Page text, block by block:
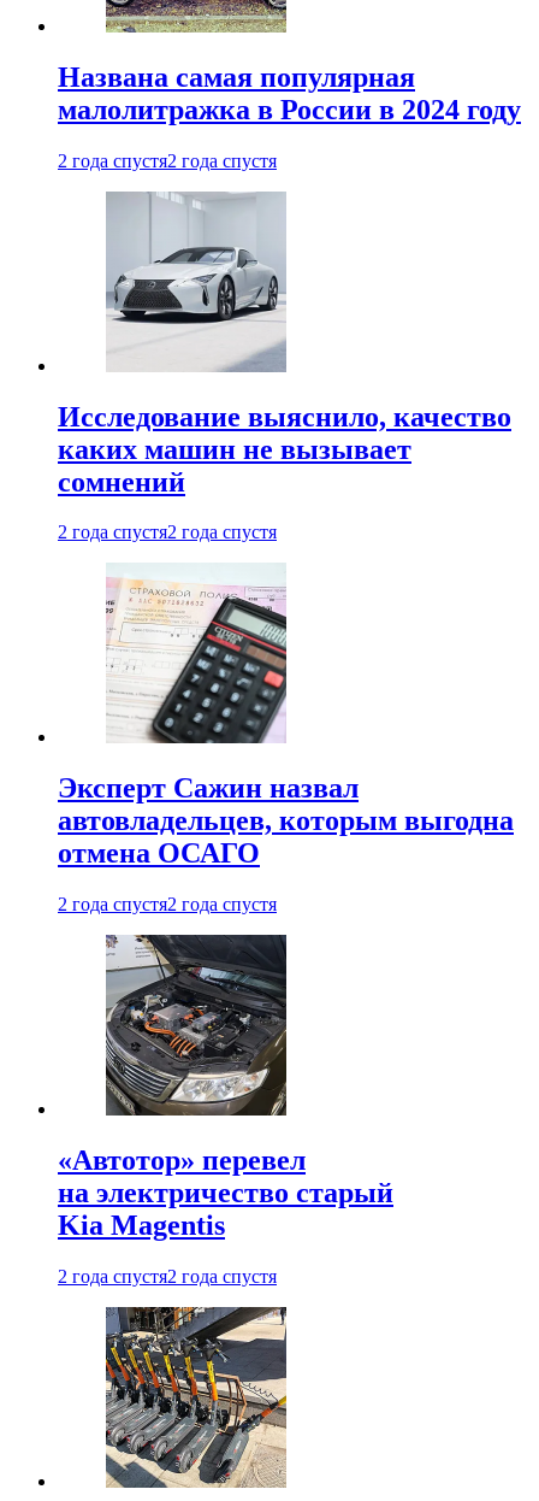
Названа самая популярная
малолитражка в России в 2024 году
2 года спустя2 года спустя
Исследование выяснило, качество
каких машин не вызывает
сомнений
2 года спустя2 года спустя
Эксперт Сажин назвал
автовладельцев, которым выгодна
отмена ОСАГО
2 года спустя2 года спустя
«Автотор» перевел
на электричество старый
Kia Magentis
2 года спустя2 года спустя